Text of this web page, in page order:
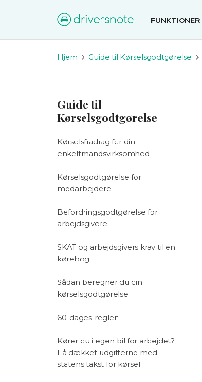
FUNKTIONER
Hjem Guide til Kørselsgodtgørelse
Guide til
Kørselsgodtgørelse
Kørselsfradrag for din
enkeltmandsvirksomhed
Kørselsgodtgørelse for
medarbejdere
Befordringsgodtgørelse for
arbejdsgivere
SKAT og arbejdsgivers krav til en
kørebog
Sådan beregner du din
kørselsgodtgørelse
60-dages-reglen
Kører du i egen bil for arbejdet?
Få dækket udgifterne med
statens takst for kørsel